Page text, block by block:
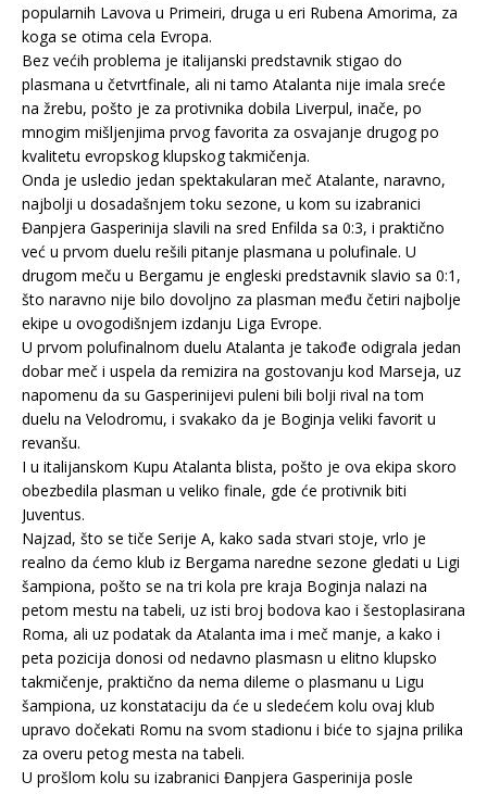
popularnih Lavova u Primeiri, druga u eri Rubena Amorima, za
koga se otima cela Evropa.
Bez većih problema je italijanski predstavnik stigao do
plasmana u četvrtfinale, ali ni tamo Atalanta nije imala sreće
na žrebu, pošto je za protivnika dobila Liverpul, inače, po
mnogim mišljenjima prvog favorita za osvajanje drugog po
kvalitetu evropskog klupskog takmičenja.
Onda je usledio jedan spektakularan meč Atalante, naravno,
najbolji u dosadašnjem toku sezone, u kom su izabranici
Đanpjera Gasperinija slavili na sred Enfilda sa 0:3, i praktično
već u prvom duelu rešili pitanje plasmana u polufinale. U
drugom meču u Bergamu je engleski predstavnik slavio sa 0:1,
što naravno nije bilo dovoljno za plasman među četiri najbolje
ekipe u ovogodišnjem izdanju Liga Evrope.
U prvom polufinalnom duelu Atalanta je takođe odigrala jedan
dobar meč i uspela da remizira na gostovanju kod Marseja, uz
napomenu da su Gasperinijevi puleni bili bolji rival na tom
duelu na Velodromu, i svakako da je Boginja veliki favorit u
revanšu.
I u italijanskom Kupu Atalanta blista, pošto je ova ekipa skoro
obezbedila plasman u veliko finale, gde će protivnik biti
Juventus.
Najzad, što se tiče Serije A, kako sada stvari stoje, vrlo je
realno da ćemo klub iz Bergama naredne sezone gledati u Ligi
šampiona, pošto se na tri kola pre kraja Boginja nalazi na
petom mestu na tabeli, uz isti broj bodova kao i šestoplasirana
Roma, ali uz podatak da Atalanta ima i meč manje, a kako i
peta pozicija donosi od nedavno plasmasn u elitno klupsko
takmičenje, praktično da nema dileme o plasmanu u Ligu
šampiona, uz konstataciju da će u sledećem kolu ovaj klub
upravo dočekati Romu na svom stadionu i biće to sjajna prilika
za overu petog mesta na tabeli.
U prošlom kolu su izabranici Đanpjera Gasperinija posle